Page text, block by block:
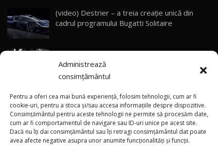
Administrează
consimțământul
Pentru a oferi cea mai bună experiență, folosim tehnologii, cum ar fi
cookie-uri, pentru a stoca și/sau accesa informațiile despre dispozitive.
Consimțământul pentru aceste tehnologii ne permite să procesăm date,
cum ar fi comportamentul de navigare sau ID-uri unice pe acest site.
Dacă nu îți dai consimțământul sau îți retragi consimțământul dat poate
avea afecte negative asupra unor anumite funcționalități și funcții.
30
Primele impresii despre BYD Seal U DM-i,
Sealion 7 și Seal 5 DM-i / Test Drive
AutoBlog.MD
13:56
Noul Volvo EX90 / Test Drive AutoBlog.MD
32:06
33
MG RX5 - își merită banii? / Test Drive
AutoBlog.MD
(video) Destrier – a treia creație unică din
cadrul programului Bugatti Solitaire
(video) SRT prezintă tehnologia eBoost Air
care elimină decalajul turbo
ANRE: Detensionarea relativă a situației din
Golf influențează prețurile la carburanți în
Moldova
(foto/video) Imaginea zilei: Și în SUA polițiștii
×